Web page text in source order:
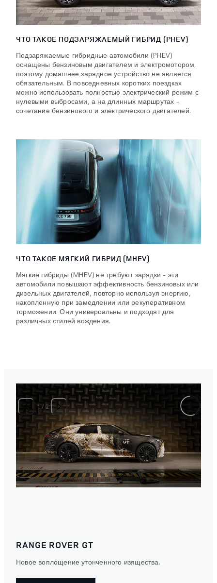
ЧТО ТАКОЕ ПОДЗАРЯЖАЕМЫЙ ГИБРИД (PHEV)
Подзаряжаемые гибридные автомобили (PHEV)
оснащены бензиновым двигателем и электромотором,
поэтому домашнее зарядное устройство не является
обязательным. В повседневных коротких поездках
можно использовать полностью электрический режим с
нулевыми выбросами, а на длинных маршрутах –
сочетание бензинового и электрического двигателей.
ЧТО ТАКОЕ МЯГКИЙ ГИБРИД (MHEV)
Мягкие гибриды (MHEV) не требуют зарядки – эти
автомобили повышают эффективность бензиновых или
дизельных двигателей, повторно используя энергию,
накопленную при замедлении или рекуперативном
торможении. Они универсальны и подходят для
различных стилей вождения.
1/ 2
RANGE ROVER GT
Новое воплощение утонченного изящества.